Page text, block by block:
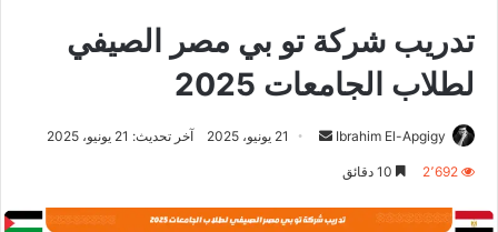
تدريب شركة تو بي مصر الصيفي
لطلاب الجامعات 2025
Ibrahim El-Apgigy
أرسل
21 يونيو، 2025 آخر تحديث: 21 يونيو، 2025
2٬692